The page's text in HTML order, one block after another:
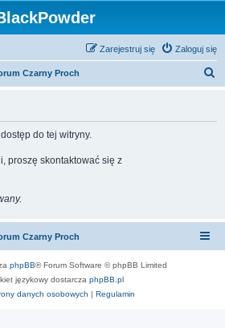
Zaloguj się
Zarejestruj się
Czarny Proch
do tej witryny.
proszę skontaktować się z
Czarny Proch
phpBB® Forum Software © phpBB Limited
językowy dostarcza phpBB.pl
danych osobowych | Regulamin